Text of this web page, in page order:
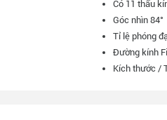
Có 11 thấu
Góc nhìn 84°
Tỉ lệ phóng
Đường kính
Kích thước /